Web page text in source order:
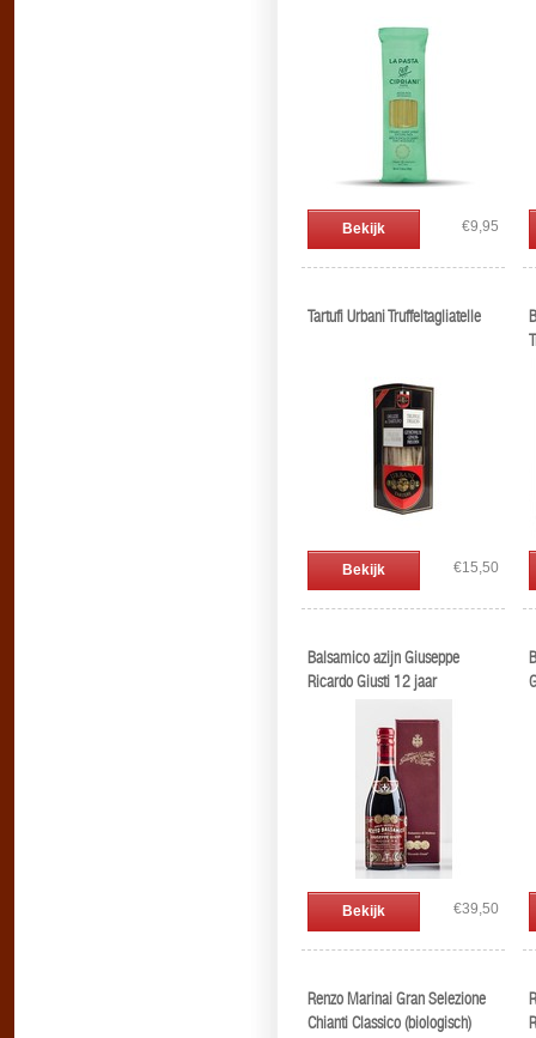
Bekijk €9,95
Tartufi Urbani Truffeltagliatelle
Bekijk €15,50
Balsamico azijn Giuseppe
Ricardo Giusti 12 jaar
Bekijk €39,50
Renzo Marinai Gran Selezione
Chianti Classico (biologisch)